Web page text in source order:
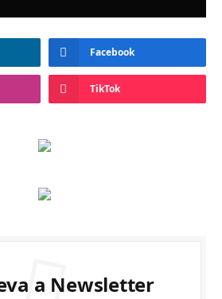
Facebook
TikTok
a Newsletter